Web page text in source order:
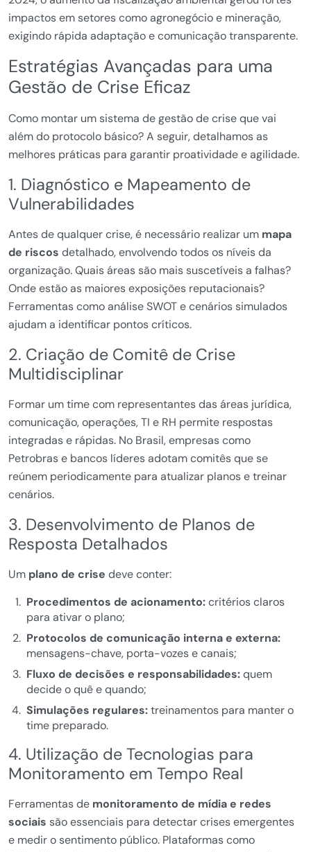
impactos em setores como agronegócio e mineração,
exigindo rápida adaptação e comunicação transparente.
Estratégias Avançadas para uma
Gestão de Crise Eficaz
Como montar um sistema de gestão de crise que vai
além do protocolo básico? A seguir, detalhamos as
melhores práticas para garantir proatividade e agilidade.
1. Diagnóstico e Mapeamento de
Vulnerabilidades
Antes de qualquer crise, é necessário realizar um mapa
de riscos detalhado, envolvendo todos os níveis da
organização. Quais áreas são mais suscetíveis a falhas?
Onde estão as maiores exposições reputacionais?
Ferramentas como análise SWOT e cenários simulados
ajudam a identificar pontos críticos.
2. Criação de Comitê de Crise
Multidisciplinar
Formar um time com representantes das áreas jurídica,
comunicação, operações, TI e RH permite respostas
integradas e rápidas. No Brasil, empresas como
Petrobras e bancos líderes adotam comitês que se
reúnem periodicamente para atualizar planos e treinar
cenários.
3. Desenvolvimento de Planos de
Resposta Detalhados
Um plano de crise deve conter:
Procedimentos de acionamento:critérios claros
para ativar o plano;
Protocolos de comunicação interna e externa:
mensagens-chave, porta-vozes e canais;
Fluxo de decisões e responsabilidades:quem
decide o quê e quando;
Simulações regulares:treinamentos para manter o
time preparado.
4. Utilização de Tecnologias para
Monitoramento em Tempo Real
Ferramentas de monitoramento de mídia e redes
sociais são essenciais para detectar crises emergentes
e medir o sentimento público. Plataformas como